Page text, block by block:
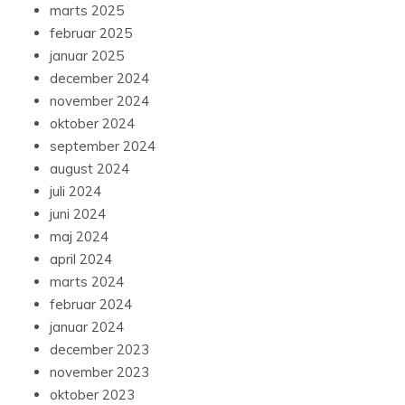
marts 2025
februar 2025
januar 2025
december 2024
november 2024
oktober 2024
september 2024
august 2024
juli 2024
juni 2024
maj 2024
april 2024
marts 2024
februar 2024
januar 2024
december 2023
november 2023
oktober 2023